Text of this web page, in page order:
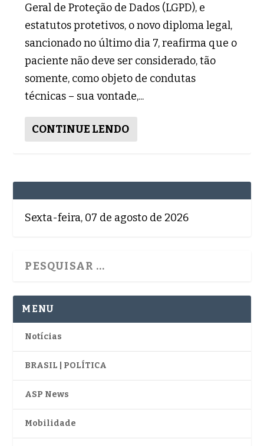
Geral de Proteção de Dados (LGPD), e
estatutos protetivos, o novo diploma legal,
sancionado no último dia 7, reafirma que o
paciente não deve ser considerado, tão
somente, como objeto de condutas
técnicas – sua vontade,...
CONTINUE LENDO
Sexta-feira, 07 de agosto de 2026
MENU
Notícias
BRASIL | POLÍTICA
ASP News
Mobilidade